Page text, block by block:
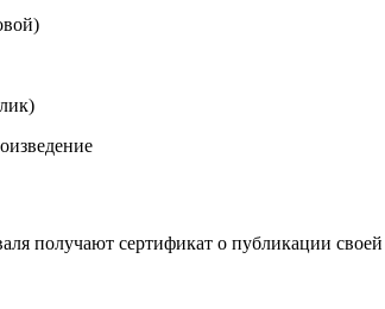
получают сертификат о публикации